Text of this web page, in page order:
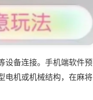
设备连接。手机端软件预
电机或机械结构，在麻将